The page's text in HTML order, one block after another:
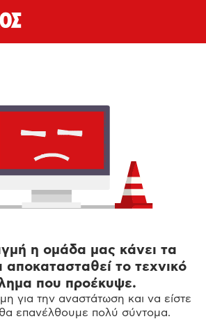
η ομάδα μας κάνει τα
αποκατασταθεί το τεχνικό
που προέκυψε.
για την αναστάτωση και να είστε
θα επανέλθουμε πολύ σύντομα.